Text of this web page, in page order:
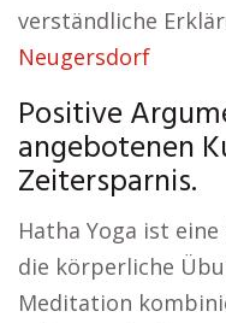
verständliche
Neugersdorf
Positive
angebotenen
Zeitersparnis.
Hatha Yoga ist
die körperliche
Meditation